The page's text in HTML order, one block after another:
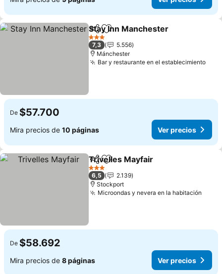
CompartirAgregar a favoritos
Stay Inn Manchester
3 Estrellas
7,3
5.556
Mánchester
Bar y restaurante en el establecimiento
De $57.700
Mira precios de 10 páginas Ver precios
CompartirAgregar a favoritos
Trivelles Mayfair
3 Estrellas
6,5
2.139
Stockport
Microondas y nevera en la habitación
De $58.692
Mira precios de 8 páginas Ver precios